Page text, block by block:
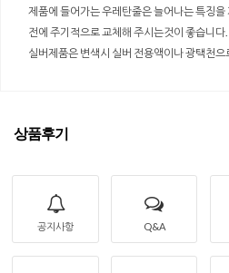
제품에 들어가는 우레탄줄은 늘어나는 특징을
전에 주기적으로 교체해 주시는것이 좋습니다.
실버제품은 변색시 실버 전용액이나 광택천으
상품후기
공지사항 Q&A